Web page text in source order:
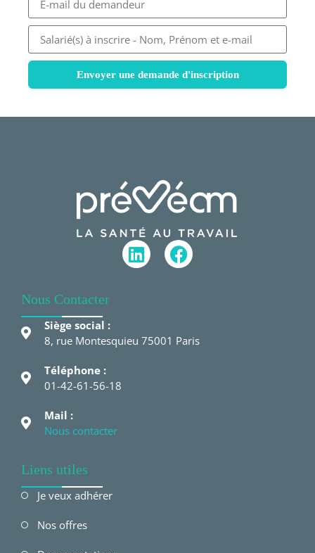
Envoyer une demande d'inscription
Nous Contacter
Siège social :
8, rue Montesquieu 75001 Paris
Téléphone :
01-42-61-56-18
Mail :
Nous contacter
Liens utiles
Je veux adhérer
Nos offres